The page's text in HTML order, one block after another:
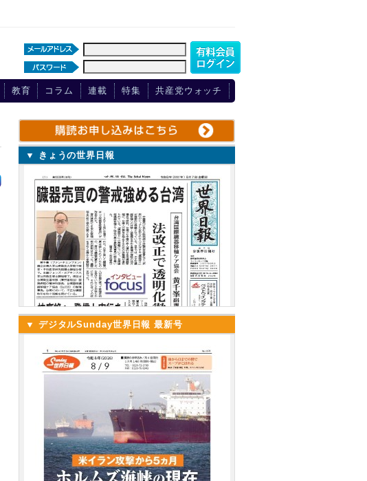
教育 コラム 連載 特集 共産党ウォッチ
▼ きょうの世界日報
▼ デジタルSunday世界日報 最新号